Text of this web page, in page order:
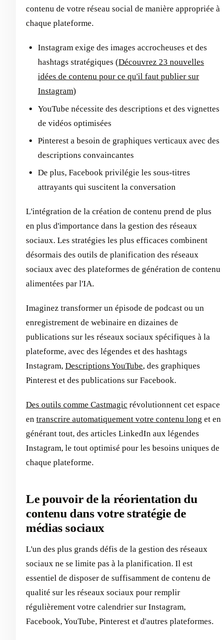
contenu de votre réseau social de manière appropriée à
chaque plateforme.
Instagram exige des images accrocheuses et des
hashtags stratégiques (Découvrez 23 nouvelles
idées de contenu pour ce qu'il faut publier sur
Instagram)
YouTube nécessite des descriptions et des vignettes
de vidéos optimisées
Pinterest a besoin de graphiques verticaux avec des
descriptions convaincantes
De plus, Facebook privilégie les sous-titres
attrayants qui suscitent la conversation
L'intégration de la création de contenu prend de plus
en plus d'importance dans la gestion des réseaux
sociaux. Les stratégies les plus efficaces combinent
désormais des outils de planification des réseaux
sociaux avec des plateformes de génération de contenu
alimentées par l'IA.
Imaginez transformer un épisode de podcast ou un
enregistrement de webinaire en dizaines de
publications sur les réseaux sociaux spécifiques à la
plateforme, avec des légendes et des hashtags
Instagram, Descriptions YouTube, des graphiques
Pinterest et des publications sur Facebook.
Des outils comme Castmagic révolutionnent cet espace
en transcrire automatiquement votre contenu long et en
générant tout, des articles LinkedIn aux légendes
Instagram, le tout optimisé pour les besoins uniques de
chaque plateforme.
Le pouvoir de la réorientation du
contenu dans votre stratégie de
médias sociaux
L'un des plus grands défis de la gestion des réseaux
sociaux ne se limite pas à la planification. Il est
essentiel de disposer de suffisamment de contenu de
qualité sur les réseaux sociaux pour remplir
régulièrement votre calendrier sur Instagram,
Facebook, YouTube, Pinterest et d'autres plateformes.